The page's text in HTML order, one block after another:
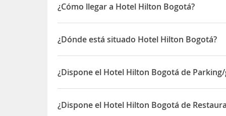
¿Cómo llegar a Hotel Hilton Bogotá?
Está en elcentro del distrito financiero, cerca
y vida nocturna de la ciudad.
ElAeropuerto Internacional El Doradoqueda a
¿Dónde está situado Hotel Hilton Bogotá?
El Hotel Hilton Bogotá está situado en C/ 7 , 72-
¿Dispone el Hotel Hilton Bogotá de
Sí, el Hotel Hilton Bogotá dispone de Parking/
¿Dispone el Hotel Hilton Bogotá de